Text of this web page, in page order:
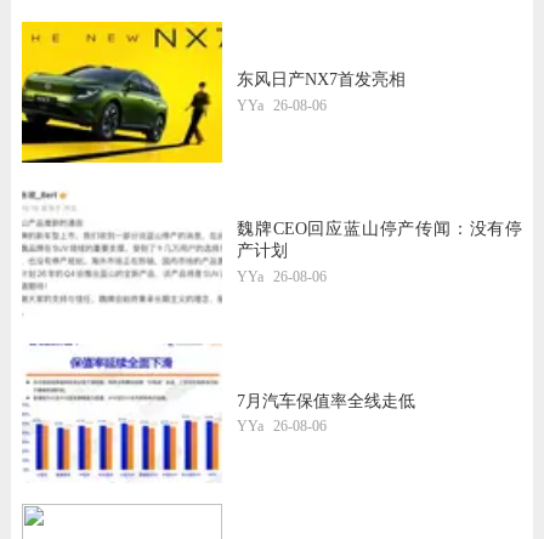
东风日产NX7首发亮相
YYa 26-08-06
魏牌CEO回应蓝山停产传闻：没有停
产计划
YYa 26-08-06
7月汽车保值率全线走低
YYa 26-08-06